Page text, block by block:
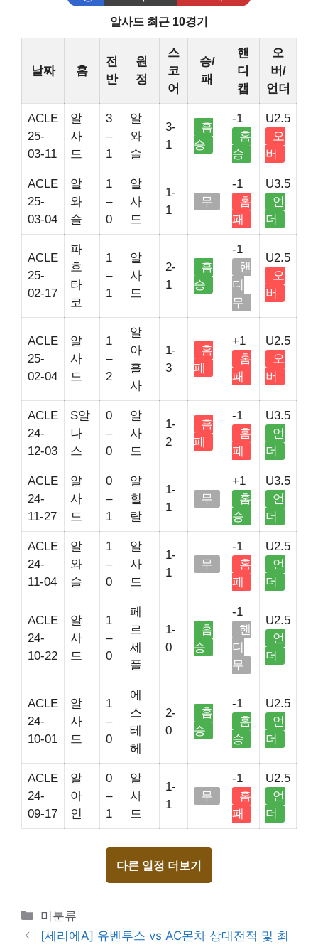
알사드 최근 10경기
날짜 홈
전
반
원
정
스
코
어
승/
패
핸
디
캡
오
버/
언더
ACLE
25-
03-11
알
사
드
3
–
1
알
와
슬
3-
1
홈
승
-1
홈
승
U2.5
오
버
ACLE
25-
03-04
알
와
슬
1
–
0
알
사
드
1-
1
무
-1
홈
패
U3.5
언
더
ACLE
25-
02-17
파
흐
타
코
1
–
1
알
사
드
2-
1
홈
승
-1
핸
디
무
U2.5
오
버
ACLE
25-
02-04
알
사
드
1
–
2
알
아
흘
사
1-
3
홈
패
+1
홈
패
U2.5
오
버
ACLE
24-
12-03
S알
나
스
0
–
0
알
사
드
1-
2
홈
패
-1
홈
패
U3.5
언
더
ACLE
24-
11-27
알
사
드
0
–
1
알
힐
랄
1-
1
무
+1
홈
승
U3.5
언
더
ACLE
24-
11-04
알
와
슬
1
–
0
알
사
드
1-
1
무
-1
홈
패
U2.5
언
더
ACLE
24-
10-22
알
사
드
1
–
0
페
르
세
폴
1-
0
홈
승
-1
핸
디
무
U2.5
언
더
ACLE
24-
10-01
알
사
드
1
–
0
에
스
테
헤
2-
0
홈
승
-1
홈
승
U2.5
언
더
ACLE
24-
09-17
알
아
인
0
–
1
알
사
드
1-
1
무
-1
홈
패
U2.5
언
더
다른 일정 더보기
Categories
미분류
[세리에A] 유벤투스 vs AC몬차 상대전적 및 최